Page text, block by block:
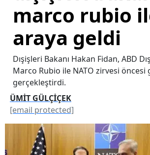
marco rubio
araya geldi
Dışişleri Bakanı Hakan Fidan, ABD
Marco Rubio ile NATO zirvesi öncesi
gerçekleştirdi.
ÜMİT GÜLÇİÇEK
[email protected]